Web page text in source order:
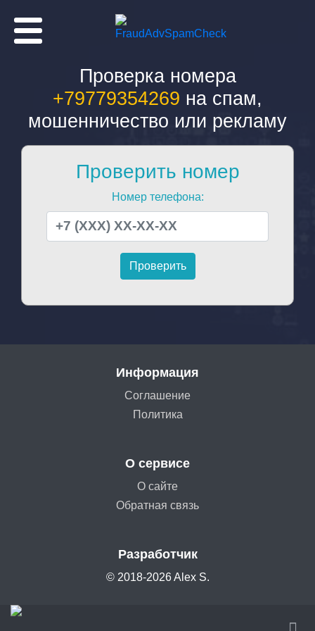
Проверка номера
+79779354269 на спам,
мошенничество или рекламу
Проверить номер
Номер телефона:
Информация
Соглашение
Политика
О сервисе
О сайте
Обратная связь
Разработчик
© 2018-2026 Alex S.